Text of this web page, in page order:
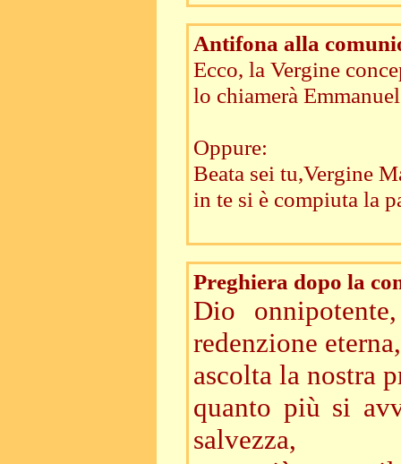
Antifona alla
Ecco, la Vergine
lo chiamerà
Oppure:
Beata sei tu,Vergine
in te si è compiuta la
Preghiera dopo la
Dio
redenzione eterna,
ascolta la nostra
quanto più si
salvezza,